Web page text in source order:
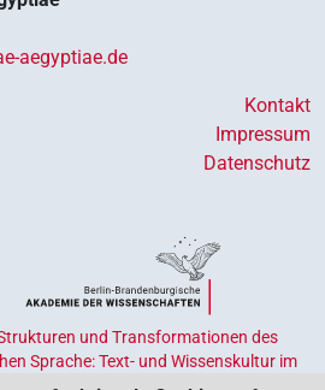
aegyptiae.de
Kontakt
Impressum
Datenschutz
und Transformationen des
Sprache: Text- und Wissenskultur im
Bund und Ländern geförderten